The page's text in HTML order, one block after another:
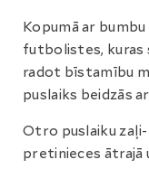
Kopumā ar bumbu
futbolistes, kuras
radot bīstamību
puslaiks beidzās
Otro puslaiku
pretinieces ātrajā